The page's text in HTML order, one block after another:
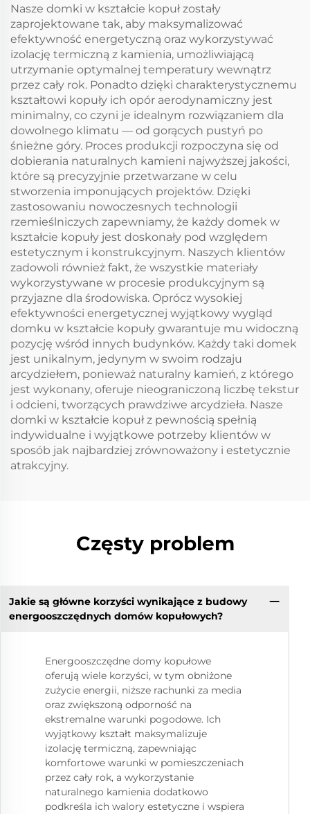
10
salon /Klasyczna
Luksusowa Lampa-9
Nasze domki w kształcie kopuł zostały
zaprojektowane tak, aby maksymalizować
efektywność energetyczną oraz wykorzystywać
izolację termiczną z kamienia, umożliwiającą
utrzymanie optymalnej temperatury wewnątrz
przez cały rok. Ponadto dzięki charakterystycznemu
kształtowi kopuły ich opór aerodynamiczny jest
minimalny, co czyni je idealnym rozwiązaniem dla
dowolnego klimatu — od gorących pustyń po
śnieżne góry. Proces produkcji rozpoczyna się od
dobierania naturalnych kamieni najwyższej jakości,
które są precyzyjnie przetwarzane w celu
stworzenia imponujących projektów. Dzięki
zastosowaniu nowoczesnych technologii
rzemieślniczych zapewniamy, że każdy domek w
kształcie kopuły jest doskonały pod względem
estetycznym i konstrukcyjnym. Naszych klientów
zadowoli również fakt, że wszystkie materiały
wykorzystywane w procesie produkcyjnym są
przyjazne dla środowiska. Oprócz wysokiej
efektywności energetycznej wyjątkowy wygląd
domku w kształcie kopuły gwarantuje mu widoczną
pozycję wśród innych budynków. Każdy taki domek
jest unikalnym, jedynym w swoim rodzaju
arcydziełem, ponieważ naturalny kamień, z którego
jest wykonany, oferuje nieograniczoną liczbę tekstur
i odcieni, tworzących prawdziwe arcydzieła. Nasze
domki w kształcie kopuł z pewnością spełnią
indywidualne i wyjątkowe potrzeby klientów w
sposób jak najbardziej zrównoważony i estetycznie
atrakcyjny.
Częsty problem
Jakie są główne korzyści wynikające z budowy
energooszczędnych domów kopułowych?
Energooszczędne domy kopułowe
oferują wiele korzyści, w tym obniżone
zużycie energii, niższe rachunki za media
oraz zwiększoną odporność na
ekstremalne warunki pogodowe. Ich
wyjątkowy kształt maksymalizuje
izolację termiczną, zapewniając
komfortowe warunki w pomieszczeniach
przez cały rok, a wykorzystanie
naturalnego kamienia dodatkowo
podkreśla ich walory estetyczne i wspiera